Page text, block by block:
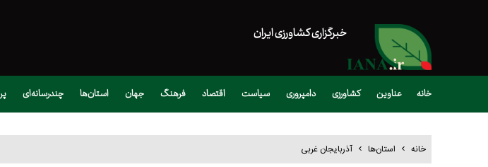
خبرگزاری کشاورزی ایران
خانه عناوین کشاورزی دامپروری سیاست اقتصاد فرهنگ جهان استان‌ها چندرسانه‌ای
خانه استان‌ها آذربایجان غربی